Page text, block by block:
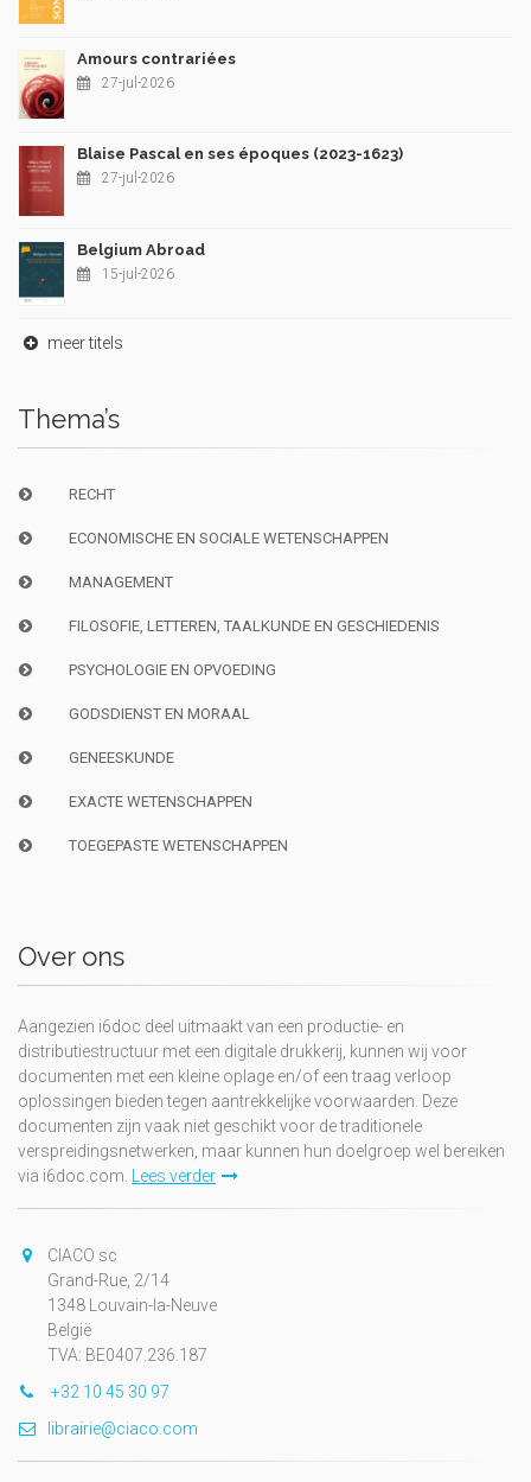
Amours contrariées
27-jul-2026
Blaise Pascal en ses époques (2023-1623)
27-jul-2026
Belgium Abroad
15-jul-2026
meer titels
Thema’s
RECHT
ECONOMISCHE EN SOCIALE WETENSCHAPPEN
MANAGEMENT
FILOSOFIE, LETTEREN, TAALKUNDE EN GESCHIEDENIS
PSYCHOLOGIE EN OPVOEDING
GODSDIENST EN MORAAL
GENEESKUNDE
EXACTE WETENSCHAPPEN
TOEGEPASTE WETENSCHAPPEN
Over ons
Aangezien i6doc deel uitmaakt van een productie- en
distributiestructuur met een digitale drukkerij, kunnen wij voor
documenten met een kleine oplage en/of een traag verloop
oplossingen bieden tegen aantrekkelijke voorwaarden. Deze
documenten zijn vaak niet geschikt voor de traditionele
verspreidingsnetwerken, maar kunnen hun doelgroep wel bereiken
via i6doc.com. Lees verder
CIACO sc
Grand-Rue, 2/14
1348 Louvain-la-Neuve
België
TVA: BE0407.236.187
+32 10 45 30 97
librairie@ciaco.com